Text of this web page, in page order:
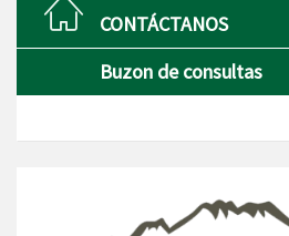
CONTÁCTANOS
Buzon de consultas